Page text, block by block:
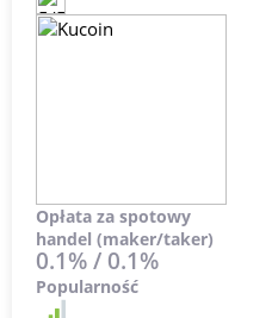
Opłata za spotowy
handel (maker/taker)
0.1% / 0.1%
Popularność